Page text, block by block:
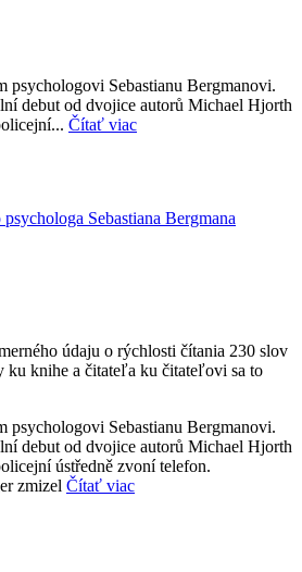
psychologovi Sebastianu Bergmanovi.
debut od dvojice autorů Michael Hjorth
Čítať viac
Sebastiana Bergmana
údaju o rýchlosti čítania 230 slov
ku knihe a čitateľa ku čitateľovi sa to
psychologovi Sebastianu Bergmanovi.
debut od dvojice autorů Michael Hjorth
ústředně zvoní telefon.
zmizel Čítať viac